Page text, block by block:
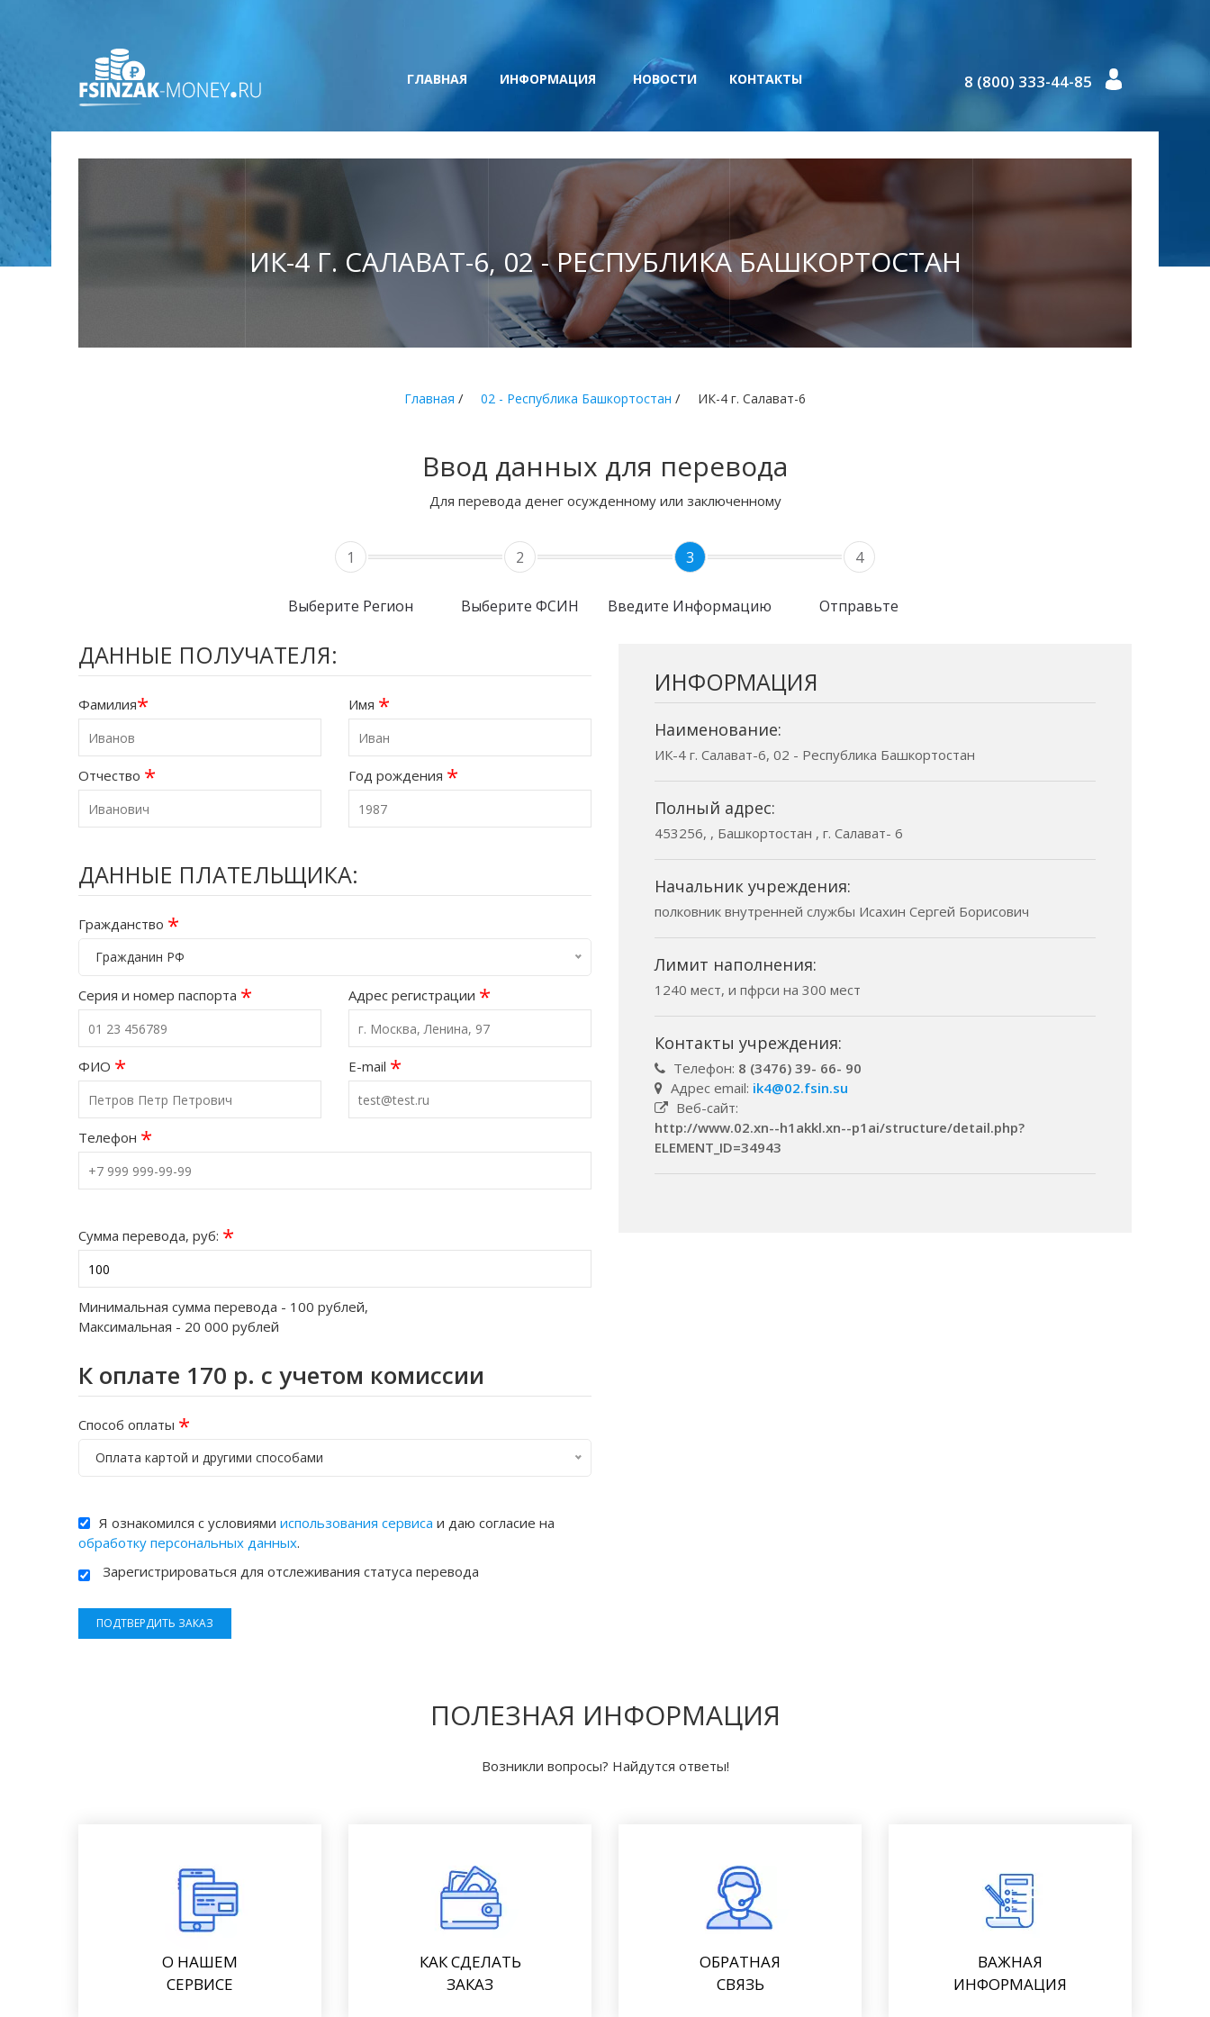
ГЛАВНАЯ ИНФОРМАЦИЯ НОВОСТИ КОНТАКТЫ 8 (800) 333-44-85
ИК-4 Г. САЛАВАТ-6, 02 - РЕСПУБЛИКА БАШКОРТОСТАН
Главная / 02 - Республика Башкортостан / ИК-4 г. Салават-6
Ввод данных для перевода
Для перевода денег осужденному или заключенному
1
Выберите Регион
2
Выберите ФСИН
3
Введите Информацию
4
Отправьте
ДАННЫЕ ПОЛУЧАТЕЛЯ:
Фамилия* Имя *
Отчество * Год рождения *
ДАННЫЕ ПЛАТЕЛЬЩИКА:
Гражданство *
Гражданин РФ
Серия и номер паспорта * Адрес регистрации *
ФИО * E-mail *
Телефон *
Сумма перевода, руб: *
Минимальная сумма перевода - 100 рублей,
Максимальная - 20 000 рублей
К оплате 170 р. с учетом комиссии
Способ оплаты *
Оплата картой и другими способами
Я ознакомился с условиями использования сервиса и даю согласие на
обработку персональных данных.
Зарегистрироваться для отслеживания статуса перевода
ПОДТВЕРДИТЬ ЗАКАЗ
ИНФОРМАЦИЯ
Наименование:
ИК-4 г. Салават-6, 02 - Республика Башкортостан
Полный адрес:
453256, , Башкортостан , г. Салават- 6
Начальник учреждения:
полковник внутренней службы Исахин Сергей Борисович
Лимит наполнения:
1240 мест, и пфрси на 300 мест
Контакты учреждения:
Телефон: 8 (3476) 39- 66- 90
Адрес email: ik4@02.fsin.su
Веб-сайт:
http://www.02.xn--h1akkl.xn--p1ai/structure/detail.php?
ELEMENT_ID=34943
ПОЛЕЗНАЯ ИНФОРМАЦИЯ
Возникли вопросы? Найдутся ответы!
О НАШЕМ
СЕРВИСЕ
КАК СДЕЛАТЬ
ЗАКАЗ
ОБРАТНАЯ
СВЯЗЬ
ВАЖНАЯ
ИНФОРМАЦИЯ